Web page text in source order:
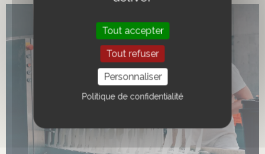
Tout accepter
Tout refuser
Personnaliser
Politique de confidentialité